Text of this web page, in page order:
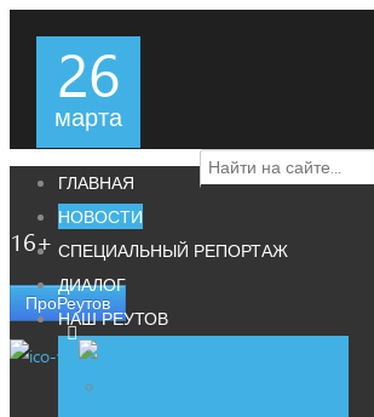
16+
ПроРеутов
ГЛАВНАЯ
НОВОСТИ
СПЕЦИАЛЬНЫЙ РЕПОРТАЖ
ДИАЛОГ
НАШ РЕУТОВ
26
марта